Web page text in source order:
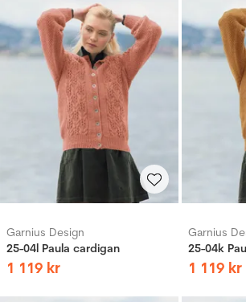
Garnius Design
25-04l Paula cardigan
1 119 kr
Garnius
25-04k
1 119 kr